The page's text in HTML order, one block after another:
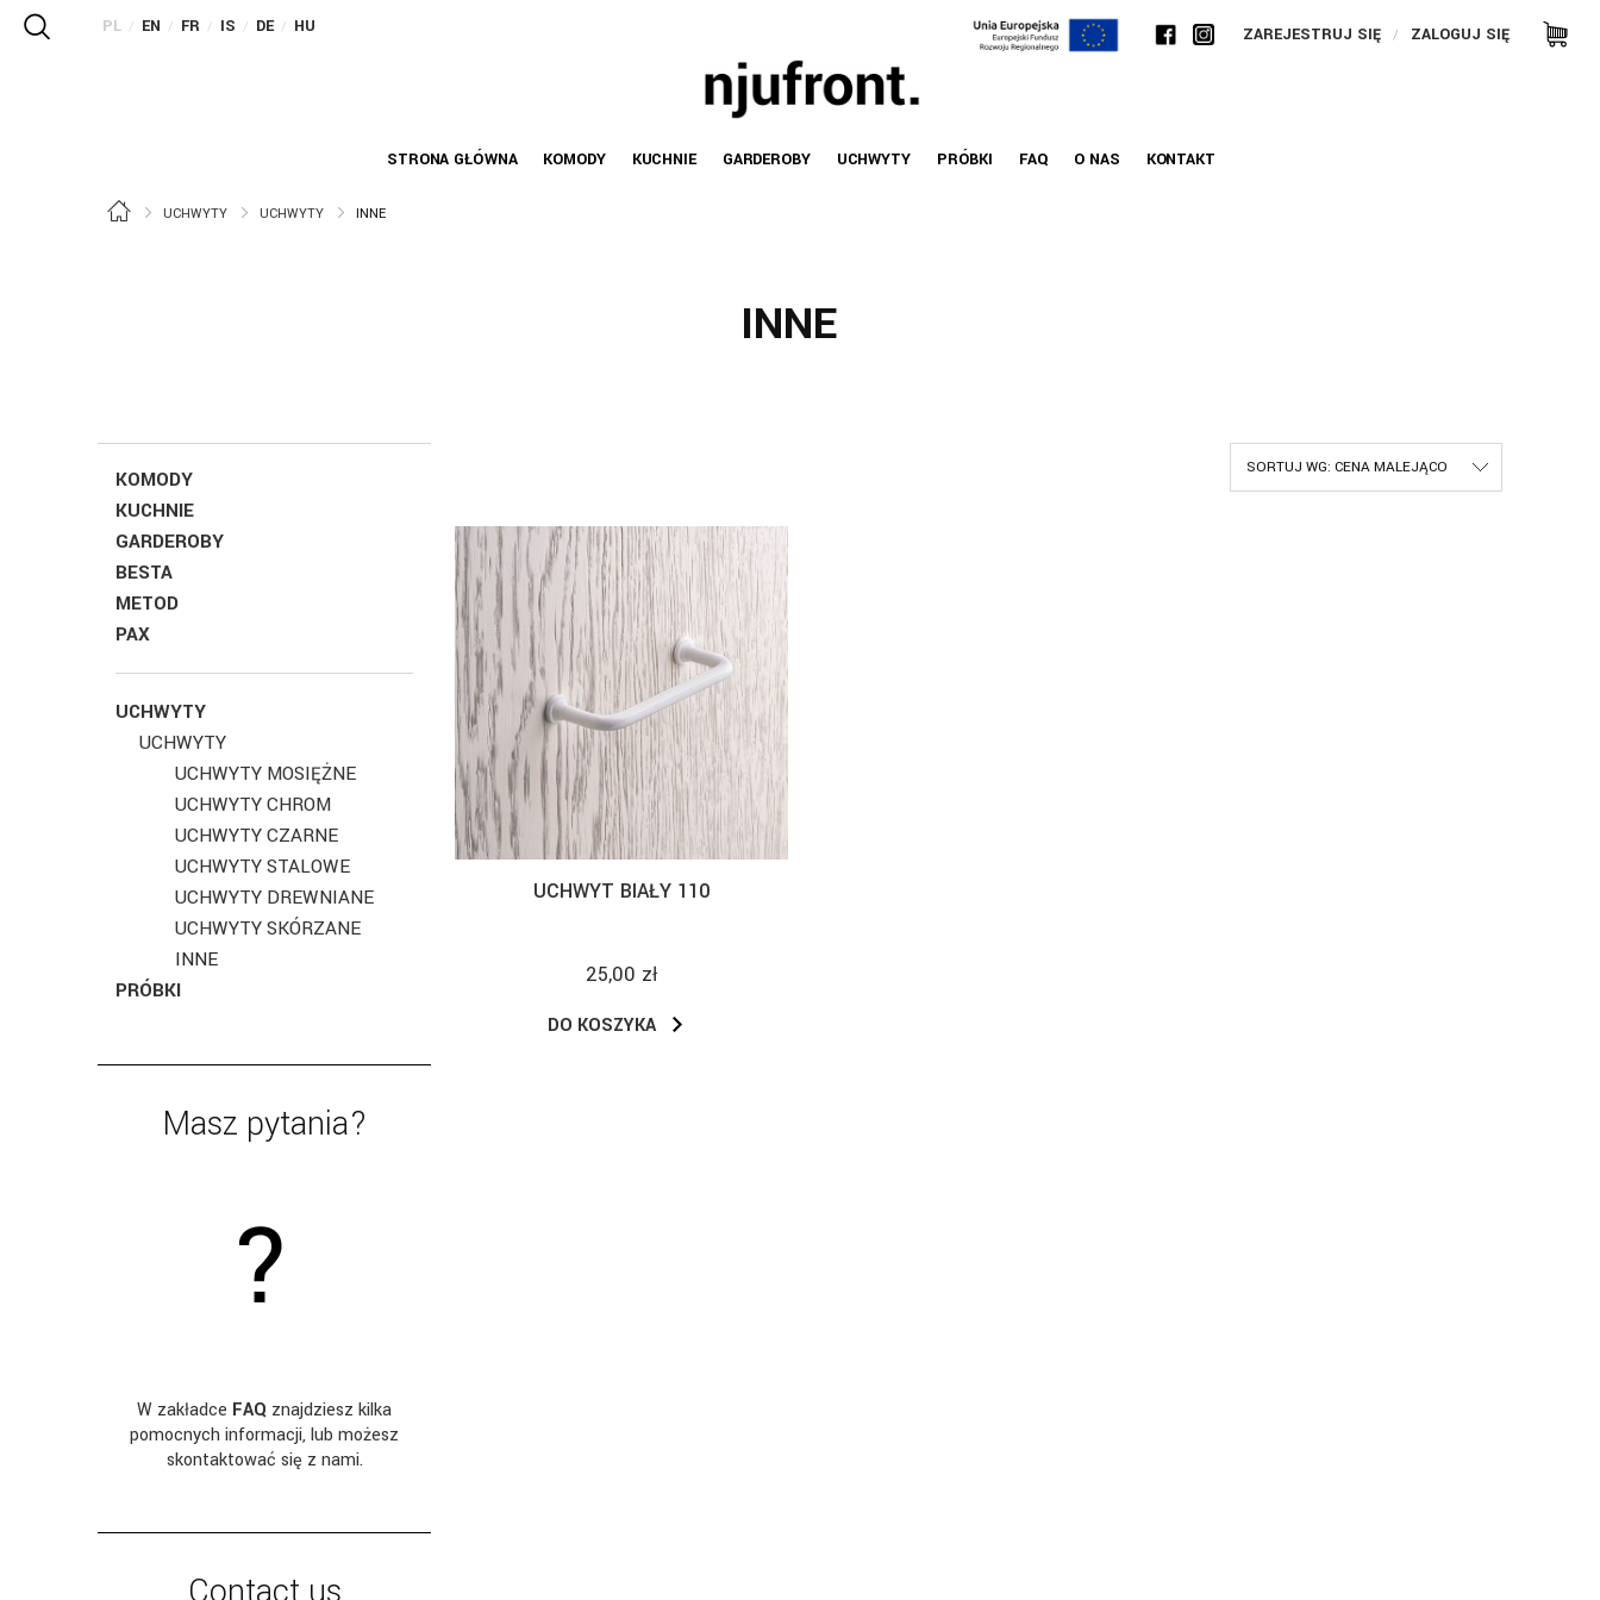
PL / EN / FR / IS / DE / HU ZAREJESTRUJ SIĘ ZALOGUJ SIĘ
STRONA GŁÓWNA KOMODY KUCHNIE GARDEROBY UCHWYTY PRÓBKI FAQ O NAS KONTAKT
UCHWYTY UCHWYTY INNE
INNE
KOMODY
KUCHNIE
GARDEROBY
BESTA
METOD
PAX
UCHWYTY
UCHWYTY
UCHWYTY MOSIĘŻNE
UCHWYTY CHROM
UCHWYTY CZARNE
UCHWYTY STALOWE
UCHWYTY DREWNIANE
UCHWYTY SKÓRZANE
INNE
PRÓBKI
Masz pytania?
W zakładce FAQ znajdziesz kilka
pomocnych informacji, lub możesz
skontaktować się z nami.
SORTUJ WG: CENA MALEJĄCO
UCHWYT BIAŁY 110
25,00 zł
DO KOSZYKA